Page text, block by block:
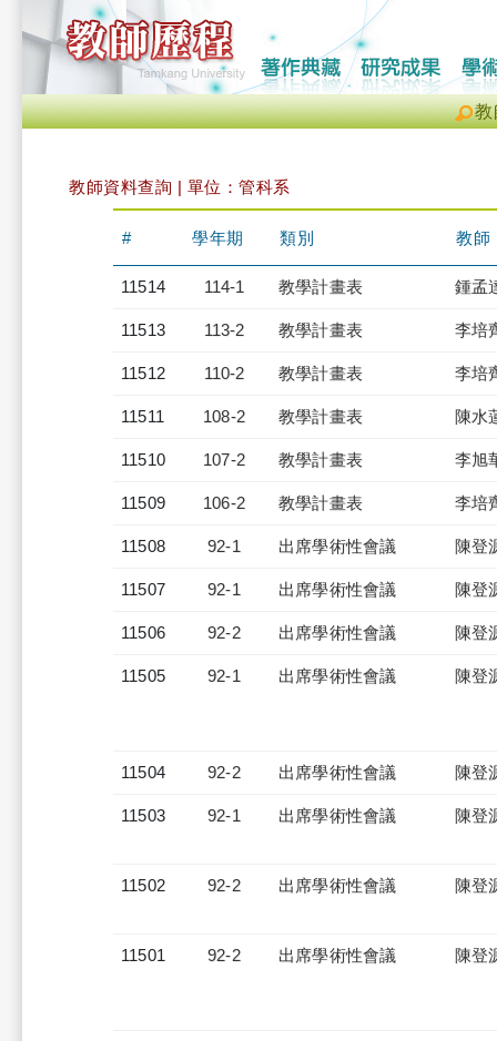
教
教師資料查詢 | 單位：管科系
# 學年期 類別 教師
11514 114-1 教學計畫表 鍾孟
11513 113-2 教學計畫表 李培
11512 110-2 教學計畫表 李培
11511 108-2 教學計畫表 陳水
11510 107-2 教學計畫表 李旭
11509 106-2 教學計畫表 李培
11508 92-1 出席學術性會議 陳登
11507 92-1 出席學術性會議 陳登
11506 92-2 出席學術性會議 陳登
11505 92-1 出席學術性會議 陳登
11504 92-2 出席學術性會議 陳登
11503 92-1 出席學術性會議 陳登
11502 92-2 出席學術性會議 陳登
11501 92-2 出席學術性會議 陳登